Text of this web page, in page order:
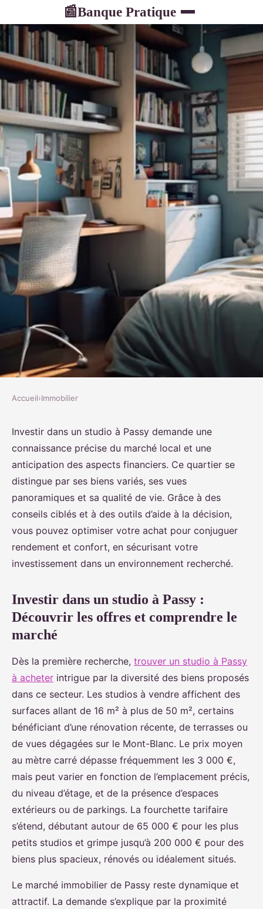
📰Banque Pratique
Achat de studio à passy :
conseils pour réussir votre
investissement
Sarah•24 juin 2025 •5 min de lecture
Accueil›Immobilier
Investir dans un studio à Passy demande une
connaissance précise du marché local et une
anticipation des aspects financiers. Ce quartier se
distingue par ses biens variés, ses vues
panoramiques et sa qualité de vie. Grâce à des
conseils ciblés et à des outils d’aide à la décision,
vous pouvez optimiser votre achat pour conjuguer
rendement et confort, en sécurisant votre
investissement dans un environnement recherché.
Investir dans un studio à Passy :
Découvrir les offres et comprendre le
marché
Dès la première recherche, trouver un studio à Passy
à acheter intrigue par la diversité des biens proposés
dans ce secteur. Les studios à vendre affichent des
surfaces allant de 16 m² à plus de 50 m², certains
bénéficiant d’une rénovation récente, de terrasses ou
de vues dégagées sur le Mont-Blanc. Le prix moyen
au mètre carré dépasse fréquemment les 3 000 €,
mais peut varier en fonction de l’emplacement précis,
du niveau d’étage, et de la présence d’espaces
extérieurs ou de parkings. La fourchette tarifaire
s’étend, débutant autour de 65 000 € pour les plus
petits studios et grimpe jusqu’à 200 000 € pour des
biens plus spacieux, rénovés ou idéalement situés.
Le marché immobilier de Passy reste dynamique et
attractif. La demande s’explique par la proximité